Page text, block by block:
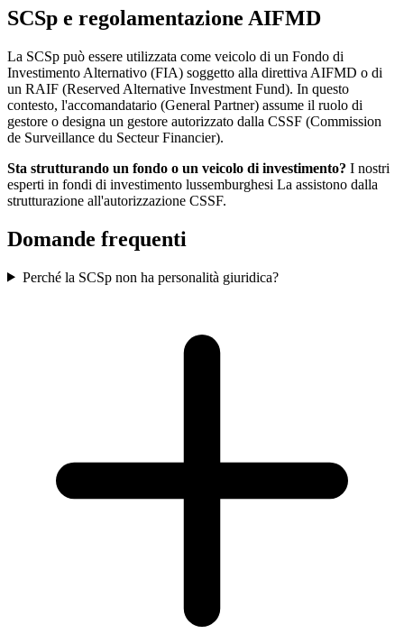
SCSp e regolamentazione AIFMD
La SCSp può essere utilizzata come veicolo di un Fondo di
Investimento Alternativo (FIA) soggetto alla direttiva AIFMD o di
un RAIF (Reserved Alternative Investment Fund). In questo
contesto, l'accomandatario (General Partner) assume il ruolo di
gestore o designa un gestore autorizzato dalla CSSF (Commission
de Surveillance du Secteur Financier).
Sta strutturando un fondo o un veicolo di investimento? I nostri
esperti in fondi di investimento lussemburghesi La assistono dalla
strutturazione all'autorizzazione CSSF.
Domande frequenti
Perché la SCSp non ha personalità giuridica?